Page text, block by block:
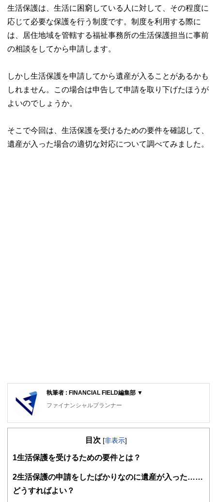
生活保護は、生活に困窮している人に対して、その程度に
応じて必要な保護を行う制度です。制度を利用する際に
は、居住地域を管轄する福祉事務所の生活保護担当に事前
の相談をしてから申請します。
しかし生活保護を申請してから遺産が入ることがあるかも
しれません。この場合は申告して申請を取り下げたほうが
よいのでしょうか。
そこで今回は、生活保護を受けるための要件を確認して、
遺産が入った場合の適切な対応について調べてみました。
執筆者 : FINANCIAL FIELD編集部 ▼
ファイナンシャルプランナー
FinancialField編集部は、金融、経済に関する記事を、日々
知識がない方でも理解できるようわかりやすく発信していま
得者を中心に「お金や暮らし」に関する書籍・雑誌の編集経
験者で構成され、企画立案から記事掲載まですべての工程に
関わることで、読者目線のコンテンツを追求しています。
目次 [非表示]
1生活保護を受けるための要件とは？
2生活保護の申請をしたばかりなのに遺産が入った……
どうすればよい？